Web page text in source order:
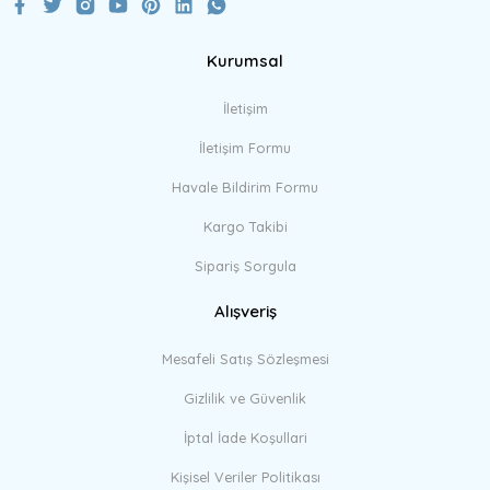
Kurumsal
İletişim
İletişim Formu
Havale Bildirim Formu
Kargo Takibi
Sipariş Sorgula
Alışveriş
Mesafeli Satış Sözleşmesi
Gizlilik ve Güvenlik
İptal İade Koşullari
Kişisel Veriler Politikası